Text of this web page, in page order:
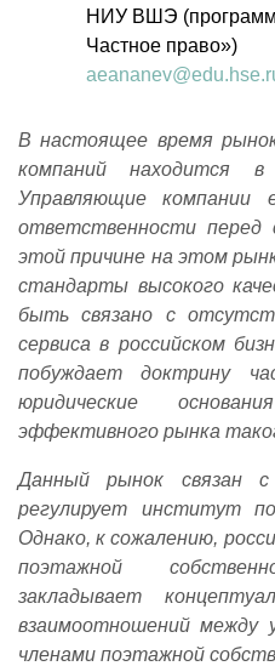
НИУ ВШЭ
Частное право»)
В настоящее время
компаний находится в
Управляющие компании
ответственности перед
этой причине на этом
стандарты высокого
быть связано с
сервиса в российском
побуждает доктрину
юридические
эффективного рынка
Данный рынок связан
регулирует институт
Однако, к сожалению,
поэтажной
закладывает
взаимоотношений между
членами поэтажной